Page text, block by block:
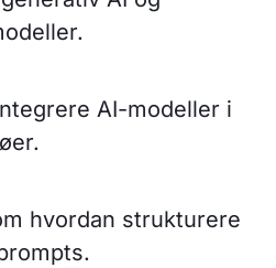
AI-modeller i
hvordan strukturere